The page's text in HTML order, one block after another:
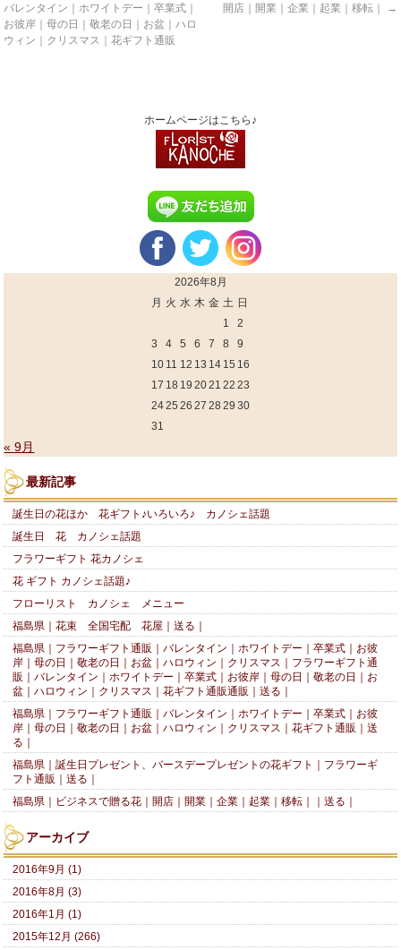
バレンタイン｜ホワイトデー｜卒業式｜
お彼岸｜母の日｜敬老の日｜お盆｜ハロ
ウィン｜クリスマス｜花ギフト通販
開店｜開業｜企業｜起業｜移転｜
→
ホームページはこちら♪
2026年8月
月 火 水 木 金 土 日
1
2
3
4 5 6 7 8
9
10 11 12 13 14 15 16
17 18 19 2021 22 23
2425 26 27 28 29 30
31
« 9月
最新記事
誕生日の花ほか 花ギフト♪いろいろ♪ カノシェ話題
誕生日 花 カノシェ話題
フラワーギフト 花カノシェ
花 ギフト カノシェ話題♪
フローリスト カノシェ メニュー
福島県｜花束 全国宅配 花屋｜送る｜
福島県｜フラワーギフト通販｜バレンタイン｜ホワイトデー｜卒業式｜お彼
岸｜母の日｜敬老の日｜お盆｜ハロウィン｜クリスマス｜フラワーギフト通
販｜バレンタイン｜ホワイトデー｜卒業式｜お彼岸｜母の日｜敬老の日｜お
盆｜ハロウィン｜クリスマス｜花ギフト通販通販｜送る｜
福島県｜フラワーギフト通販｜バレンタイン｜ホワイトデー｜卒業式｜お彼
岸｜母の日｜敬老の日｜お盆｜ハロウィン｜クリスマス｜花ギフト通販｜送
る｜
福島県｜誕生日プレゼント、バースデープレゼントの花ギフト｜フラワーギ
フト通販｜送る｜
福島県｜ビジネスで贈る花｜開店｜開業｜企業｜起業｜移転｜｜送る｜
アーカイブ
2016年9月 (1)
2016年8月 (3)
2016年1月 (1)
2015年12月 (266)